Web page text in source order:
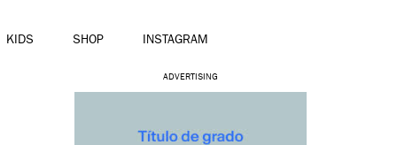
KIDS SHOP INSTAGRAM
ADVERTISING